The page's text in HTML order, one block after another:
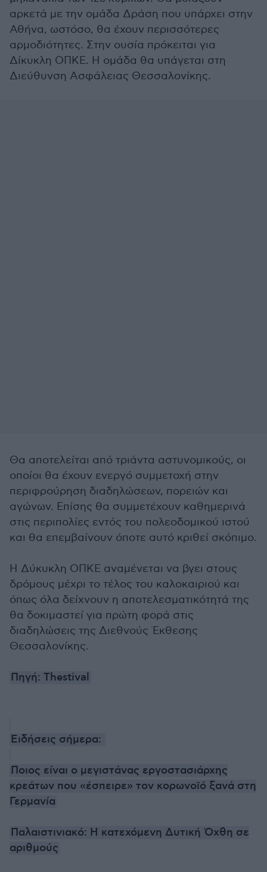
αρκετά με την ομάδα Δράση που υπάρχει στην
Αθήνα, ωστόσο, θα έχουν περισσότερες
αρμοδιότητες. Στην ουσία πρόκειται για
Δίκυκλη ΟΠΚΕ. Η ομάδα θα υπάγεται στη
Διεύθυνση Ασφάλειας Θεσσαλονίκης.
Θα αποτελείται από τριάντα αστυνομικούς, οι
οποίοι θα έχουν ενεργό συμμετοχή στην
περιφρούρηση διαδηλώσεων, πορειών και
αγώνων. Επίσης θα συμμετέχουν καθημερινά
στις περιπολίες εντός του πολεοδομικού ιστού
και θα επεμβαίνουν όποτε αυτό κριθεί σκόπιμο.
Η Δύκυκλη ΟΠΚΕ αναμένεται να βγει στους
δρόμους μέχρι το τέλος του καλοκαιριού και
όπως όλα δείχνουν η αποτελεσματικότητά της
θα δοκιμαστεί για πρώτη φορά στις
διαδηλώσεις της Διεθνούς Έκθεσης
Θεσσαλονίκης.
Πηγή: Thestival
Ειδήσεις σήμερα:
Ποιος είναι ο μεγιστάνας εργοστασιάρχης
κρεάτων που «έσπειρε» τον κορωνοϊό ξανά στη
Γερμανία
Παλαιστινιακό: Η κατεχόμενη Δυτική Όχθη σε
αριθμούς